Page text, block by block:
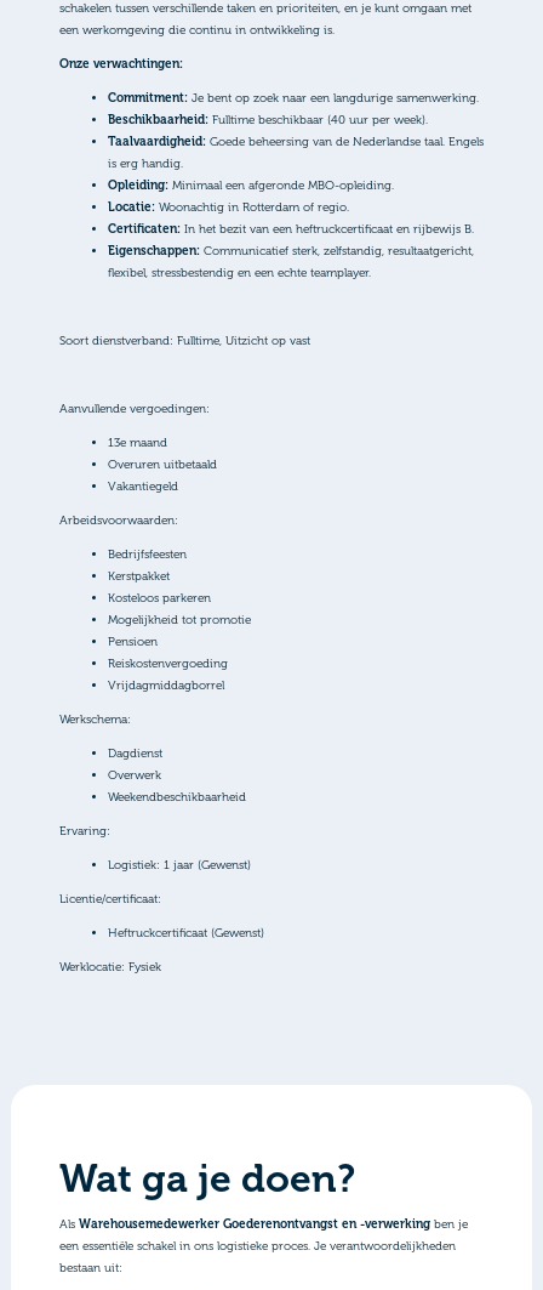
schakelen tussen verschillende taken en prioriteiten, en je kunt omgaan met
een werkomgeving die continu in ontwikkeling is.
Onze verwachtingen:
Commitment: Je bent op zoek naar een langdurige samenwerking.
Beschikbaarheid: Fulltime beschikbaar (40 uur per week).
Taalvaardigheid: Goede beheersing van de Nederlandse taal. Engels
is erg handig.
Opleiding: Minimaal een afgeronde MBO-opleiding.
Locatie: Woonachtig in Rotterdam of regio.
Certificaten: In het bezit van een heftruckcertificaat en rijbewijs B.
Eigenschappen: Communicatief sterk, zelfstandig, resultaatgericht,
flexibel, stressbestendig en een echte teamplayer.
Soort dienstverband: Fulltime, Uitzicht op vast
Aanvullende vergoedingen:
13e maand
Overuren uitbetaald
Vakantiegeld
Arbeidsvoorwaarden:
Bedrijfsfeesten
Kerstpakket
Kosteloos parkeren
Mogelijkheid tot promotie
Pensioen
Reiskostenvergoeding
Vrijdagmiddagborrel
Werkschema:
Dagdienst
Overwerk
Weekendbeschikbaarheid
Ervaring:
Logistiek: 1 jaar (Gewenst)
Licentie/certificaat:
Heftruckcertificaat (Gewenst)
Werklocatie: Fysiek
Wat ga je doen?
Als Warehousemedewerker Goederenontvangst en -verwerking ben je
een essentiële schakel in ons logistieke proces. Je verantwoordelijkheden
bestaan uit: